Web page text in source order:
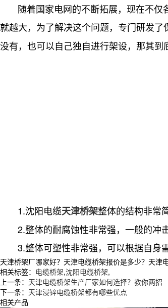
随着国家电网的不断拓展，现在不仅
就越大，为了解决这个问题，专门研发了
没有，也可以自己独自进行架设，那其到
1.沈阳电缆天津桥架整体的结构非常
2.整体的耐腐蚀性非常强，一般的冲击
3.整体可塑性非常强，可以根据自身需
天津桥架厂哪家好？天津电缆桥架报价是多少？天
相关标签： 电缆桥架,沈阳电缆桥架,
上一条： 天津电缆桥架生产厂家如何选择？教你两招
下一条： 天津浸锌电缆桥架都有哪些优点
相关产品